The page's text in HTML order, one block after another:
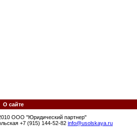
О сайте
ООО "Юридический партнер"
+7 (915) 144-52-82 info@usolskaya.ru